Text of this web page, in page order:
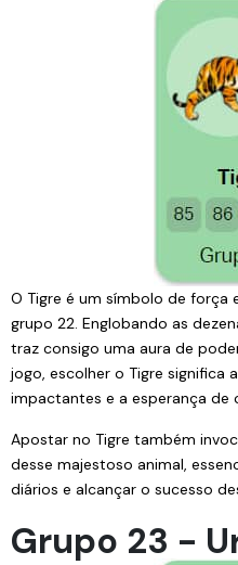
O Tigre é um símbolo de força
grupo 22. Englobando as
traz consigo uma aura de
jogo, escolher o Tigre significa
impactantes e a esperança de
Apostar no Tigre também
desse majestoso animal,
diários e alcançar o sucesso
Grupo 23 -